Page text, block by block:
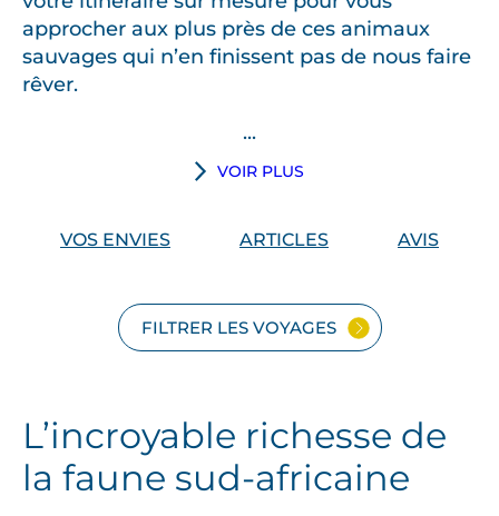
approcher aux plus près de ces animaux
sauvages qui n’en finissent pas de nous faire
rêver.
...
VOIR PLUS
VOS ENVIES ARTICLES AVIS
FILTRER LES VOYAGES
L’incroyable richesse de
la faune sud-africaine